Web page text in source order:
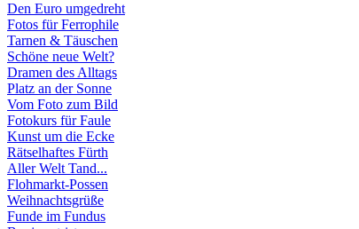
Den Euro umgedreht
Fotos für Ferrophile
Tarnen & Täuschen
Schöne neue Welt?
Dramen des Alltags
Platz an der Sonne
Vom Foto zum Bild
Fotokurs für Faule
Kunst um die Ecke
Rätselhaftes Fürth
Aller Welt Tand...
Flohmarkt-Possen
Weihnachtsgrüße
Funde im Fundus